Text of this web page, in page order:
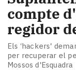
compte
regidor
Els ‘hackers'
per recuperar el
Mossos d'Esquadra